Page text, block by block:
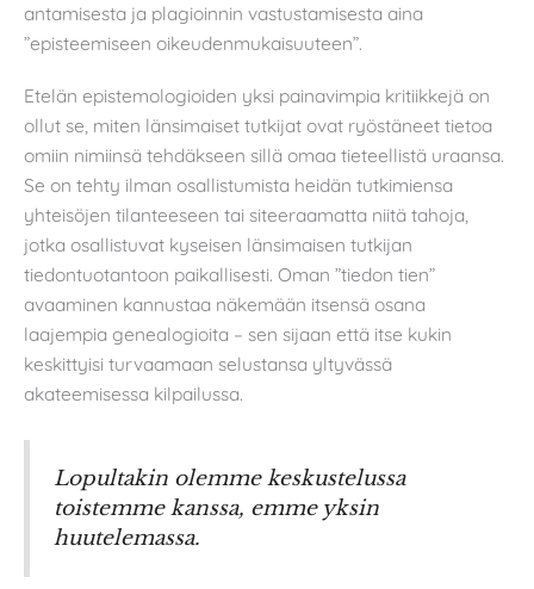
antamisesta ja plagioinnin vastustamisesta aina
”episteemiseen oikeudenmukaisuuteen”.
Etelän epistemologioiden yksi painavimpia kritiikkejä on
ollut se, miten länsimaiset tutkijat ovat ryöstäneet tietoa
omiin nimiinsä tehdäkseen sillä omaa tieteellistä uraansa.
Se on tehty ilman osallistumista heidän tutkimiensa
yhteisöjen tilanteeseen tai siteeraamatta niitä tahoja,
jotka osallistuvat kyseisen länsimaisen tutkijan
tiedontuotantoon paikallisesti. Oman ”tiedon tien”
avaaminen kannustaa näkemään itsensä osana
laajempia genealogioita – sen sijaan että itse kukin
keskittyisi turvaamaan selustansa yltyvässä
akateemisessa kilpailussa.
Lopultakin olemme keskustelussa
toistemme kanssa, emme yksin
huutelemassa.